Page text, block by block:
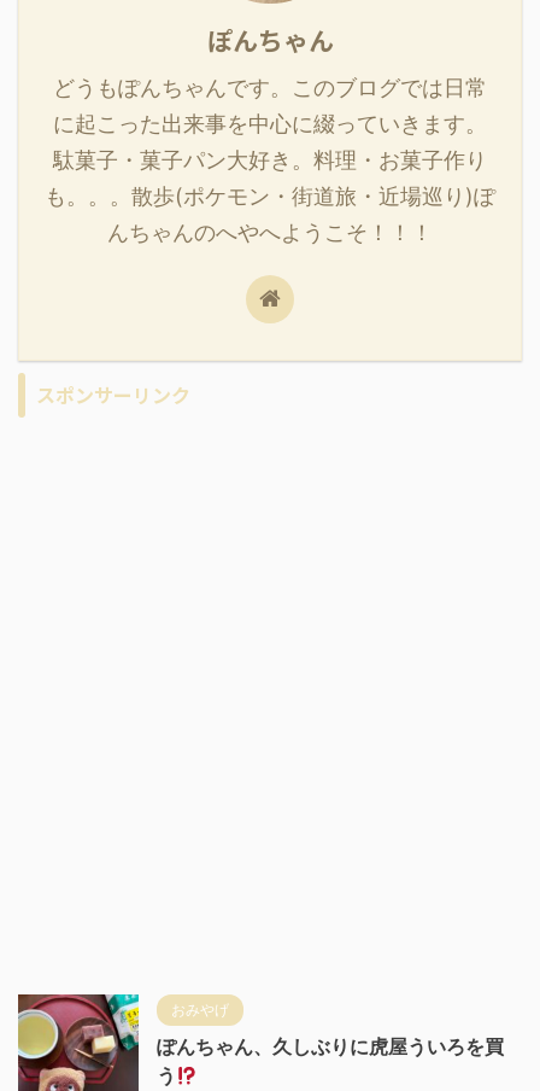
ぽんちゃん
どうもぽんちゃんです。このブログでは日常
に起こった出来事を中心に綴っていきます。
駄菓子・菓子パン大好き。料理・お菓子作り
も。。。散歩(ポケモン・街道旅・近場巡り)ぽ
んちゃんのへやへようこそ！！！
スポンサーリンク
おみやげ
ぽんちゃん、久しぶりに虎屋ういろを買
う